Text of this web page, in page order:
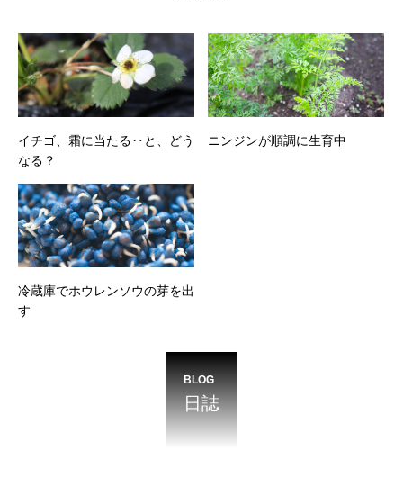
イチゴ、霜に当たる‥と、どう
なる？
ニンジンが順調に生育中
冷蔵庫でホウレンソウの芽を出
す
BLOG
日誌